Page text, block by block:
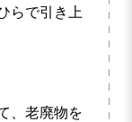
らで引き上
、老廃物を